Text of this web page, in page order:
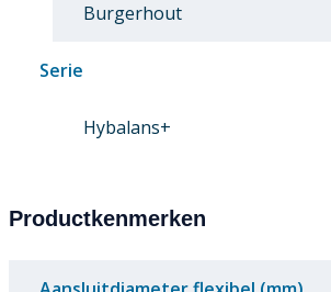
Burgerhout
Serie
Hybalans+
Productkenmerken